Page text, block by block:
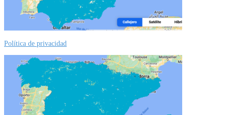
Política de privacidad